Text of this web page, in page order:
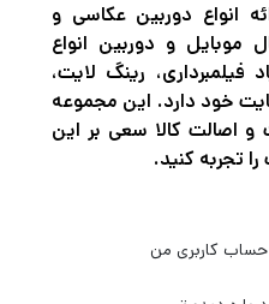
انواع دوربین عکاسی و
موبایل و دوربین انواع
فیلمبرداری، رینگ لایت،
سایت خود دارد. این مجموعه
اصالت کالا سعی بر این
تجربه کنید.
حساب کاربری من